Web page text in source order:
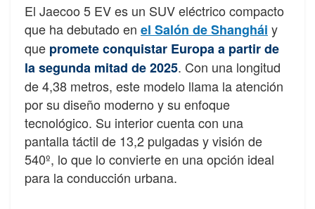
El Jaecoo 5 EV es un SUV eléctrico compacto
que ha debutado en el Salón de Shanghái y
que promete conquistar Europa a partir de
la segunda mitad de 2025. Con una longitud
de 4,38 metros, este modelo llama la atención
por su diseño moderno y su enfoque
tecnológico. Su interior cuenta con una
pantalla táctil de 13,2 pulgadas y visión de
540º, lo que lo convierte en una opción ideal
para la conducción urbana.